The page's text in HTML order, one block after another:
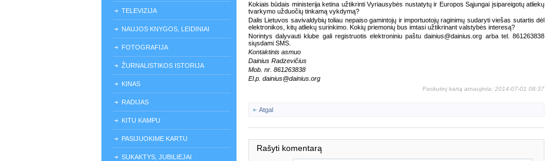
TELEVIZIJA
NAUJOS KNYGOS, LEIDINIAI
FOTOGRAFIJA
ŽURNALISTIKOS ISTORIJA
KINAS
RADIJAS
KITU KAMPU
PASIJUOKIME KARTU
SUKAKTYS, JUBILIEJAI
Kokiais būdais ministerija ketina užtikrinti Vyriausybės nustatytų ir Europos Sąjungai įsipareigotų atliekų
tvarkymo užduočių tinkamą vykdymą?
Dalis Lietuvos savivaldybių toliau nepaiso gamintojų ir importuotojų raginimų sudaryti viešas sutartis dėl
elektronikos, kitų atliekų surinkimo. Kokių priemonių bus imtasi užtikrinant valstybės interesą?
Norintys dalyvauti klube gali registruotis elektroniniu paštu dainius@dainius.org arba tel. 861263838
siųsdami SMS.
Kontaktinis asmuo
Dainius Radzevičius
Mob. nr. 861263838
El.p. dainius@dainius.org
Paskutinį kartą atnaujinta: 2014-07-01 08:37
Atgal
Rašyti komentarą